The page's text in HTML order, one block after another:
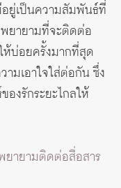
ยู่เป็นความสัมพันธ์ที่
ยายามที่จะติดต่อ
ห้บ่อยครั้งมากที่สุด
ามเอาใจใส่ต่อกัน ซึ่ง
งรักระยะไกลให้
ยายามติดต่อสื่อสาร